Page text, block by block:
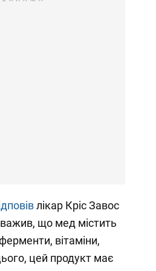
лікар Кріс Завос
що мед містить
вітаміни,
цей продукт має